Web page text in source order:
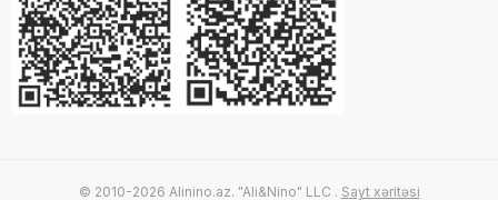
© 2010-2026 Alinino.az. "Ali&Nino" LLC . Sayt xəritəsi